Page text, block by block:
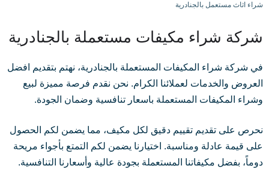
شراء اثاث مستعمل بالجنادرية
شركة شراء مكيفات مستعملة بالجنادرية
في شركة شراء المكيفات المستعملة بالجنادرية، نهتم بتقديم افضل
العروض والخدمات لعملائنا الكرام. نحن نقدم فرصة مميزة لبيع
وشراء المكيفات المستعملة باسعار تنافسية وضمان الجودة.
نحرص على تقديم تقييم دقيق لكل مكيف، مما يضمن لكم الحصول
على قيمة عادلة ومناسبة. اختيارنا يضمن لكم التمتع بأجواء مريحة
دوماً، بفضل مكيفاتنا المستعملة بجودة عالية وأسعارنا التنافسية.